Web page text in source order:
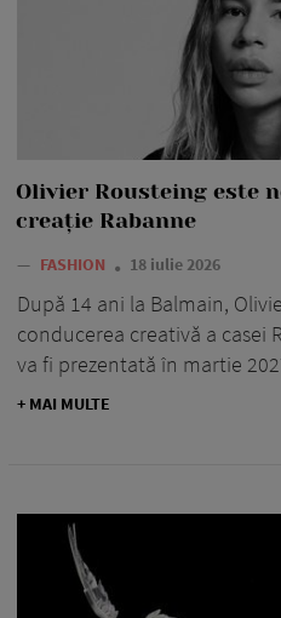
Olivier Rousteing este
creație Rabanne
— FASHION 18 iulie 2026
După 14 ani la Balmain,
conducerea creativă a casei
va fi prezentată în martie
+ MAI MULTE